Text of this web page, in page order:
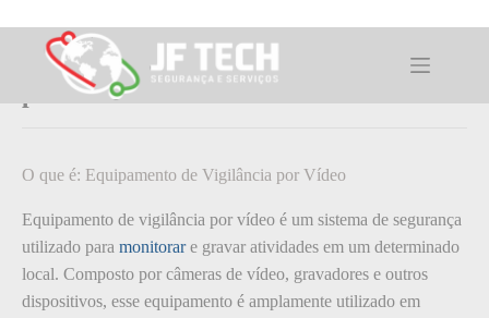
para
conteúdoO que é: Equipamento de Vigilância
por Vídeo
O que é: Equipamento de Vigilância por Vídeo
Equipamento de vigilância por vídeo é um sistema de segurança
utilizado para monitorare gravar atividades em um determinado
local. Composto por câmeras de vídeo, gravadores e outros
dispositivos, esse equipamento é amplamente utilizado em